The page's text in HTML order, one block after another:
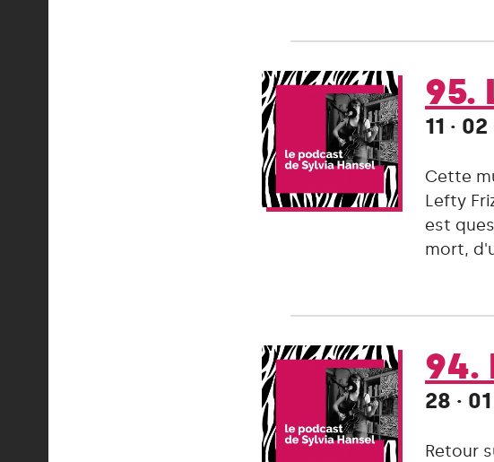
95.
11 ·
Cette
Lefty
est
mort,
94.
28 ·
Retour